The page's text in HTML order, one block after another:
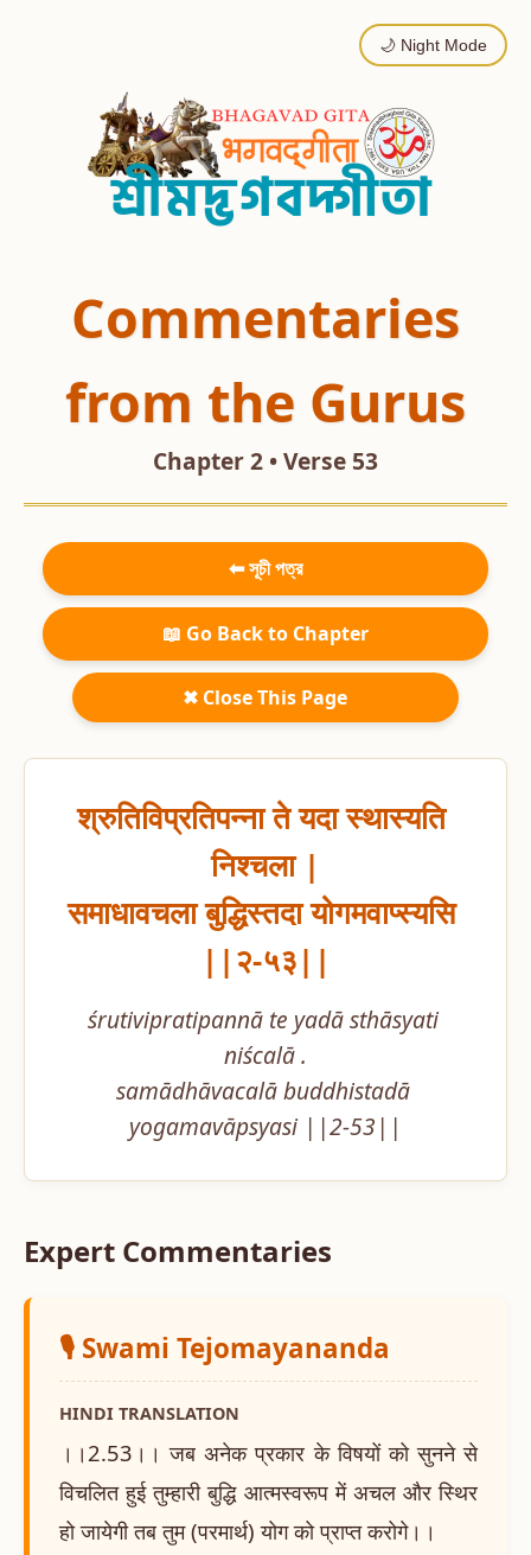
🌙 Night Mode
Commentaries
from the Gurus
Chapter 2 • Verse 53
⬅ সূচী পত্র
📖 Go Back to Chapter
✖ Close This Page
श्रुतिविप्रतिपन्ना ते यदा स्थास्यति
निश्चला |
समाधावचला बुद्धिस्तदा योगमवाप्स्यसि
||२-५३||
śrutivipratipannā te yadā sthāsyati
niścalā .
samādhāvacalā buddhistadā
yogamavāpsyasi ||2-53||
Expert Commentaries
🎙️ Swami Tejomayananda
HINDI TRANSLATION
।।2.53।। जब अनेक प्रकार के विषयों को सुनने से
विचलित हुई तुम्हारी बुद्धि आत्मस्वरूप में अचल और स्थिर
हो जायेगी तब तुम (परमार्थ) योग को प्राप्त करोगे।।